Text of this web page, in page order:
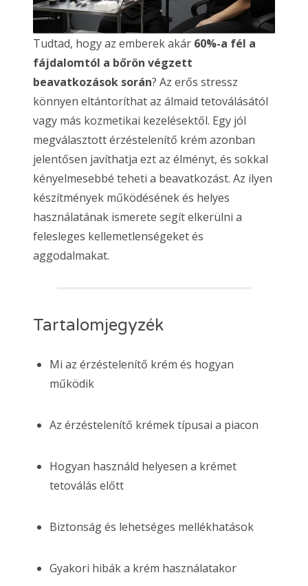
Tudtad, hogy az emberek akár 60%-a fél a
fájdalomtól a bőrön végzett
beavatkozások során? Az erős stressz
könnyen eltántoríthat az álmaid tetoválásától
vagy más kozmetikai kezelésektől. Egy jól
megválasztott érzéstelenítő krém azonban
jelentősen javíthatja ezt az élményt, és sokkal
kényelmesebbé teheti a beavatkozást. Az ilyen
készítmények működésének és helyes
használatának ismerete segít elkerülni a
felesleges kellemetlenségeket és
aggodalmakat.
Tartalomjegyzék
Mi az érzéstelenítő krém és hogyan
működik
Az érzéstelenítő krémek típusai a piacon
Hogyan használd helyesen a krémet
tetoválás előtt
Biztonság és lehetséges mellékhatások
Gyakori hibák a krém használatakor